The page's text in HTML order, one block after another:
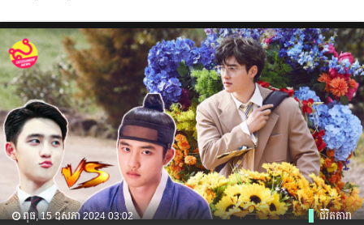
ពុធ, 15 ឧសភា 2024 03:02 ជីវិតតារា